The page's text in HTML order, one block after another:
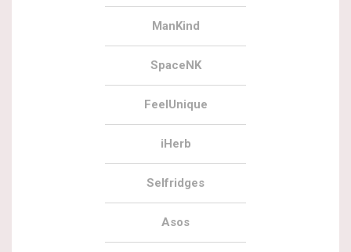
ManKind
SpaceNK
FeelUnique
iHerb
Selfridges
Asos